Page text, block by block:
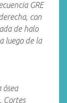
GRE
con
de halo
luego de la
ósea
Cortes